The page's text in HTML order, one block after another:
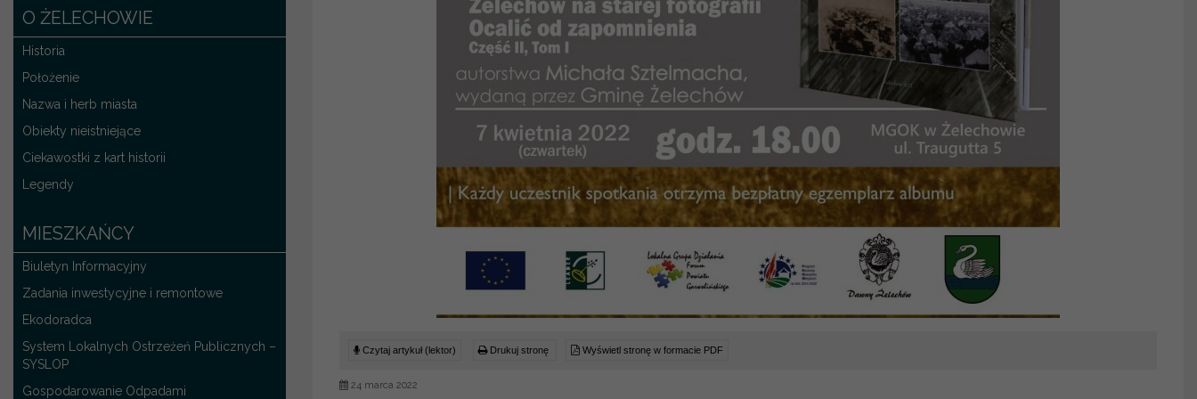
O ŻELECHOWIE
Historia
Położenie
Nazwa i herb miasta
Obiekty nieistniejące
Ciekawostki z kart historii
Legendy
MIESZKAŃCY
Biuletyn Informacyjny
Zadania inwestycyjne i remontowe
Ekodoradca
System Lokalnych Ostrzeżeń Publicznych –
SYSLOP
Gospodarowanie Odpadami
Czytaj artykuł (lektor) Drukuj stronę Wyświetl stronę w formacie PDF
24 marca 2022